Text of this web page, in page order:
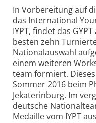
In Vorbereitung auf
das International
IYPT, findet das
besten zehn
National­auswahl
einem weiteren
team formiert.
Sommer 2016 beim
Jekaterinburg. Im
deutsche
Medaille vom IYPT